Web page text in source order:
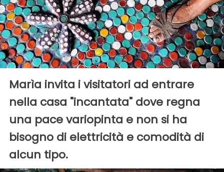
Marìa invita i visitatori ad entrare
nella casa "incantata" dove regna
una pace variopinta e non si ha
bisogno di elettricità e comodità di
alcun tipo.